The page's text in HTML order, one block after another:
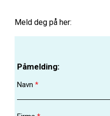
Meld deg på her:
Påmelding:
Navn *